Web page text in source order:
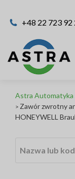
+48 22 723 92
Astra Automatyka
> Zawór zwrotny
HONEYWELL